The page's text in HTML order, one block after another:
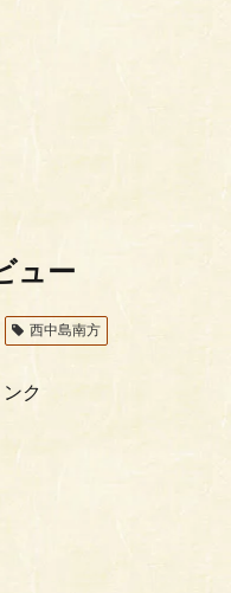
ュー
西中島南方
ク